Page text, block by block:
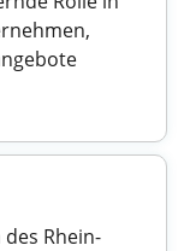
Rhein-